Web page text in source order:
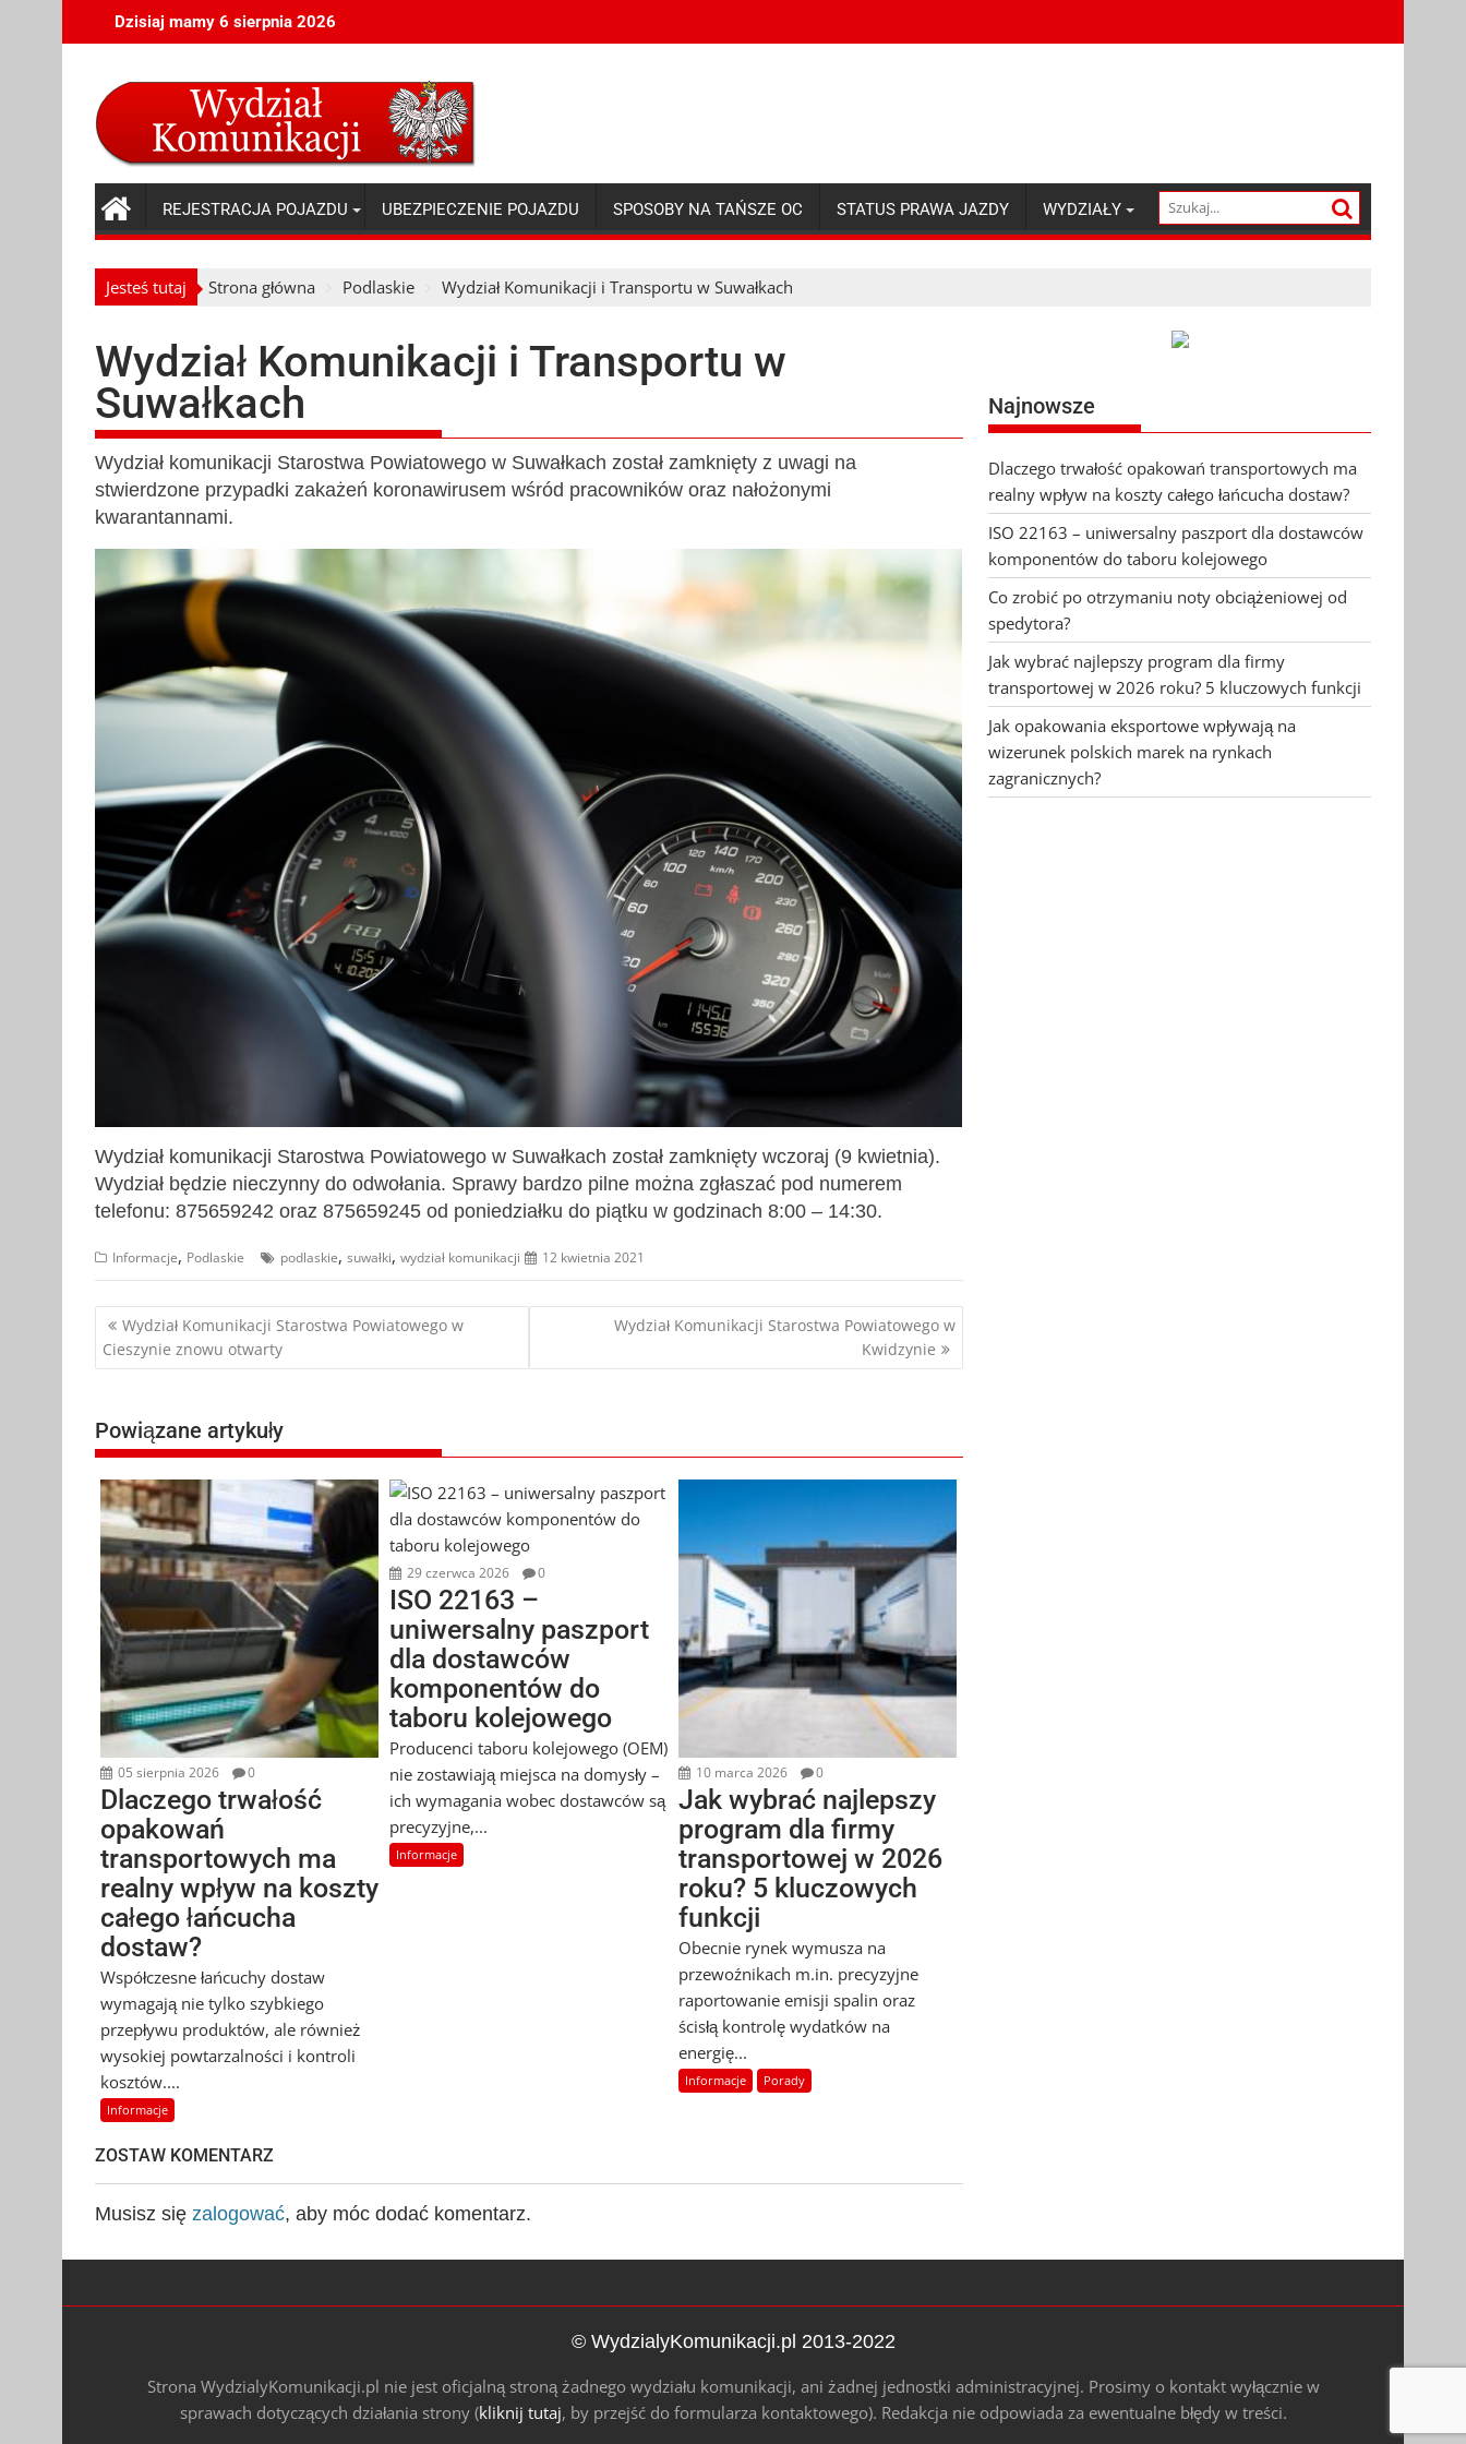
to
Dzisiaj mamy 6 sierpnia 2026
REJESTRACJA POJAZDU UBEZPIECZENIE POJAZDU SPOSOBY NA TAŃSZE OC STATUS PRAWA JAZDY WYDZIAŁY
Jesteś tutaj Strona główna Podlaskie Wydział Komunikacji i Transportu w Suwałkach
Wydział Komunikacji i Transportu w
Suwałkach
Wydział komunikacji Starostwa Powiatowego w Suwałkach został zamknięty z uwagi na
stwierdzone przypadki zakażeń koronawirusem wśród pracowników oraz nałożonymi
kwarantannami.
Wydział komunikacji Starostwa Powiatowego w Suwałkach został zamknięty wczoraj (9 kwietnia).
Wydział będzie nieczynny do odwołania. Sprawy bardzo pilne można zgłaszać pod numerem
telefonu: 875659242 oraz 875659245 od poniedziałku do piątku w godzinach 8:00 – 14:30.
Informacje, Podlaskie podlaskie, suwałki, wydział komunikacji 12 kwietnia 2021
Nawigacja
wpisu
Wydział Komunikacji Starostwa Powiatowego w
Cieszynie znowu otwarty
Wydział Komunikacji Starostwa Powiatowego w
Kwidzynie
Powiązane artykuły
05 sierpnia 2026 0
Dlaczego trwałość
opakowań
transportowych ma
realny wpływ na koszty
całego łańcucha
dostaw?
Współczesne łańcuchy dostaw
wymagają nie tylko szybkiego
przepływu produktów, ale również
wysokiej powtarzalności i kontroli
kosztów....
Informacje
29 czerwca 2026 0
ISO 22163 –
uniwersalny paszport
dla dostawców
komponentów do
taboru kolejowego
Producenci taboru kolejowego (OEM)
nie zostawiają miejsca na domysły –
ich wymagania wobec dostawców są
precyzyjne,...
Informacje
10 marca 2026 0
Jak wybrać najlepszy
program dla firmy
transportowej w 2026
roku? 5 kluczowych
funkcji
Obecnie rynek wymusza na
przewoźnikach m.in. precyzyjne
raportowanie emisji spalin oraz
ścisłą kontrolę wydatków na
energię...
Informacje Porady
ZOSTAW KOMENTARZ
Musisz się zalogować, aby móc dodać komentarz.
Najnowsze
Dlaczego trwałość opakowań transportowych ma
realny wpływ na koszty całego łańcucha dostaw?
ISO 22163 – uniwersalny paszport dla dostawców
komponentów do taboru kolejowego
Co zrobić po otrzymaniu noty obciążeniowej od
spedytora?
Jak wybrać najlepszy program dla firmy
transportowej w 2026 roku? 5 kluczowych funkcji
Jak opakowania eksportowe wpływają na
wizerunek polskich marek na rynkach
zagranicznych?
© WydzialyKomunikacji.pl 2013-2022
Strona WydzialyKomunikacji.pl nie jest oficjalną stroną żadnego wydziału komunikacji, ani żadnej jednostki administracyjnej. Prosimy o kontakt wyłącznie w
sprawach dotyczących działania strony (kliknij tutaj, by przejść do formularza kontaktowego). Redakcja nie odpowiada za ewentualne błędy w treści.